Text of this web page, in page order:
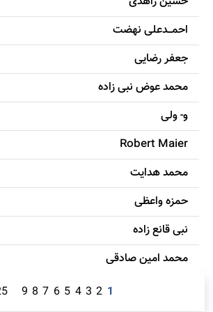
احمـــدعلی نهضت
جعفر رضایی
محمد عوض نبی زاده
و- ولی
Robert Maier
محمد هدایت
حمزه واعظی
نبی قانع زاده
محمد امين صادقی
1
2
3
4
5
6
7
8
9